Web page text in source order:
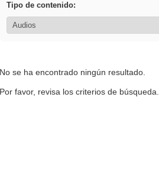
Tipo de contenido:
No se ha encontrado ningún resultado.
Por favor, revisa los criterios de búsqueda.